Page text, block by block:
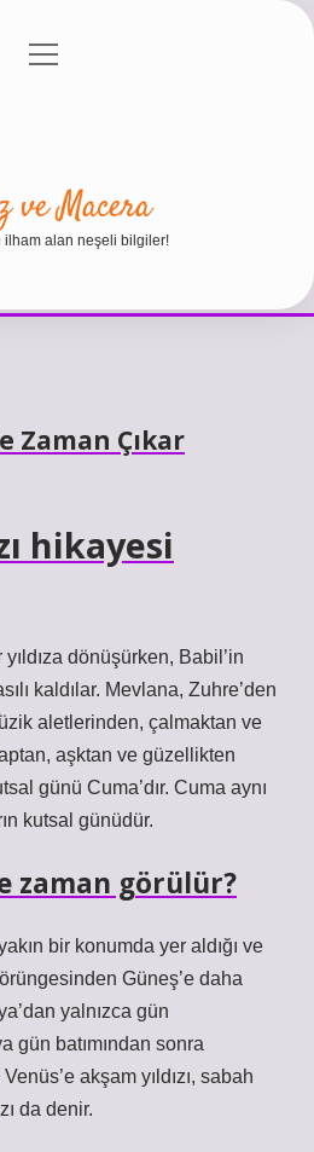
Politikası
menüyü
ve Macera
ilham alan neşeli bilgiler!
Zaman Çıkar
hikayesi
dönüşürken, Babil’in
kaldılar. Mevlana, Zuhre’den
aletlerinden, çalmaktan ve
aşktan ve güzellikten
günü Cuma’dır. Cuma aynı
kutsal günüdür.
zaman görülür?
bir konumda yer aldığı ve
Güneş’e daha
yalnızca gün
gün batımından sonra
akşam yıldızı, sabah
da denir.